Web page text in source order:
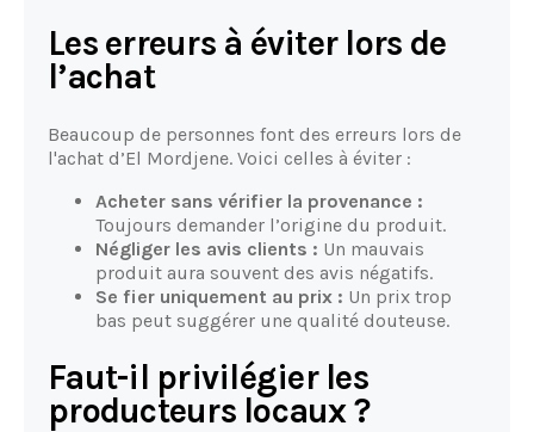
Les erreurs à éviter lors de
l’achat
Beaucoup de personnes font des erreurs lors de
l'achat d’El Mordjene. Voici celles à éviter :
Acheter sans vérifier la provenance :
Toujours demander l’origine du produit.
Négliger les avis clients : Un mauvais
produit aura souvent des avis négatifs.
Se fier uniquement au prix : Un prix trop
bas peut suggérer une qualité douteuse.
Faut-il privilégier les
producteurs locaux ?